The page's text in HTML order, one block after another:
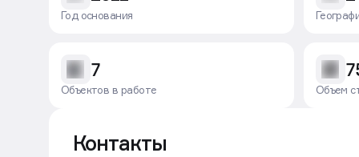
объему сделок по версии Сбера, 2024;
Победитель международной премии
Awards в номинации “Лучшая жилая
2025 году.
Год основания
7
Объектов в работе Объем
Контакты